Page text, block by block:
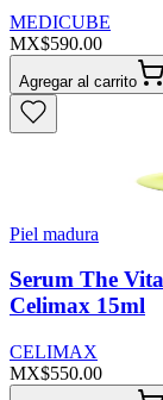
MEDICUBE
MX$590.00
Agregar al carrito
Piel madura
Serum The
Celimax 15ml
CELIMAX
MX$550.00